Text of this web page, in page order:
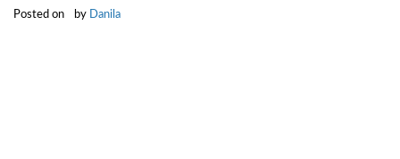
Posted on by Danila